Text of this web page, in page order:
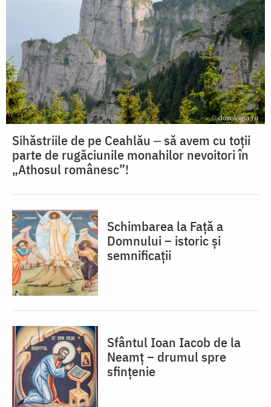
Sihăstriile de pe Ceahlău ‒ să avem cu toții
parte de rugăciunile monahilor nevoitori în
„Athosul românesc”!
Schimbarea la Față a
Domnului – istoric și
semnificații
Sfântul Ioan Iacob de la
Neamț – drumul spre
sfințenie